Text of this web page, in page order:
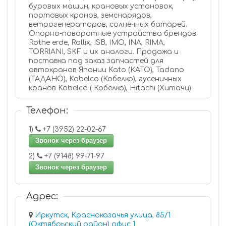
буровых машин, крановых установок,
портовых кранов, земснарядов,
ветрогенераторов, солнечных батарей.
Опорно-поворотные устройства брендов
Rothe erde, Rollix, ISB, IMO, INA, RIMA,
TORRIANI, SKF и их аналоги. Продажа и
поставка под заказ запчастей для
автокранов Японии Kato (КАТО), Tadano
(ТАДАНО), Kobelco (Кобелко), гусеничных
кранов Kobelco ( Кобелко), Hitachi (Хитачи)
Телефон:
1)
+7 (3952) 22-02-67
Звонок через браузер
2)
+7 (9148) 99-71-97
Звонок через браузер
Адрес:
Иркутск, Красноказачья улица, 85/1
(Октябрьский район) офис 1